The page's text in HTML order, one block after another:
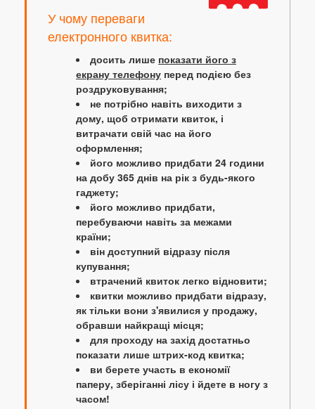
У чому переваги
електронного квитка:
досить лише показати його з
екрану телефону перед подією без
роздруковування;
не потрібно навіть виходити з
дому, щоб отримати квиток, і
витрачати свій час на його
оформлення;
його можливо придбати 24 години
на добу 365 днів на рік з будь-якого
гаджету;
його можливо придбати,
перебуваючи навіть за межами
країни;
він доступний відразу після
купування;
втрачений квиток легко відновити;
квитки можливо придбати відразу,
як тільки вони з'явилися у продажу,
обравши найкращі місця;
для проходу на захід достатньо
показати лише штрих-код квитка;
ви берете участь в економії
паперу, зберіганні лісу і йдете в ногу з
часом!